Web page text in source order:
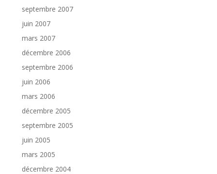
septembre 2007
juin 2007
mars 2007
décembre 2006
septembre 2006
juin 2006
mars 2006
décembre 2005
septembre 2005
juin 2005
mars 2005
décembre 2004